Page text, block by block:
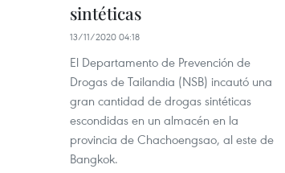
sintéticas
13/11/2020 04:18
El Departamento de Prevención de
Drogas de Tailandia (NSB) incautó una
gran cantidad de drogas sintéticas
escondidas en un almacén en la
provincia de Chachoengsao, al este de
Bangkok.